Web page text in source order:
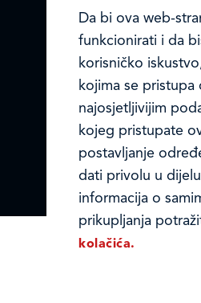
Privacy notice and Cookies
© LEDO plus d.o.o. 2026.
Da bi ova web-
funkcionirati i da
korisničko
kojima se pristupa
najosjetljivijim
kojeg pristupate
postavljanje
dati privolu u
informacija o
prikupljanja
kolačića.
Analitički kolačići
Analitički kolačići
unaprijediti web-
analizom
Marketinški kolačići
Marketinške